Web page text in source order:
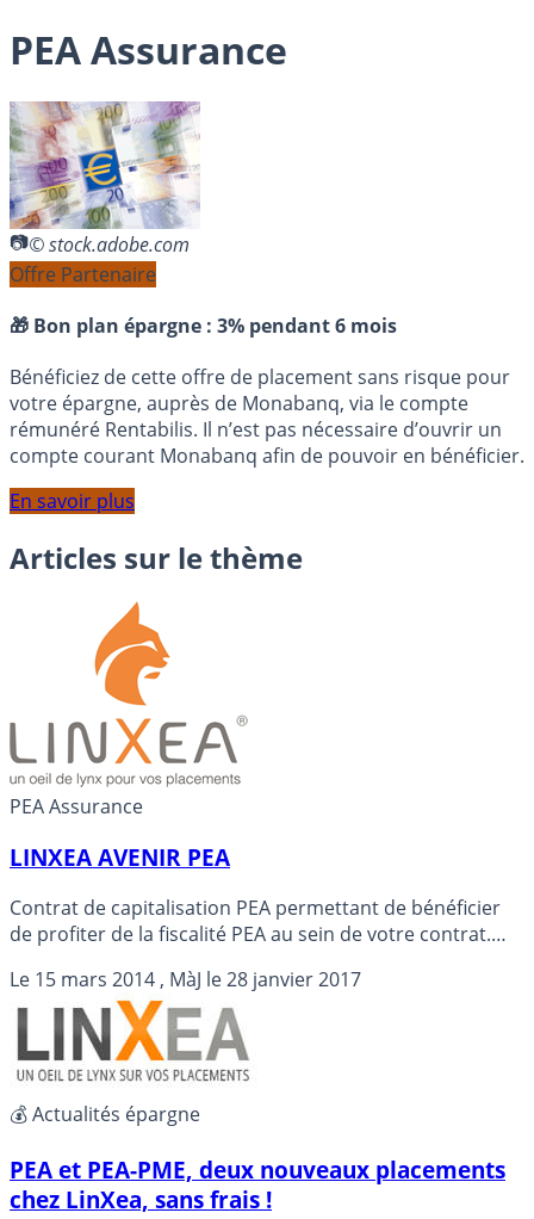
PEA Assurance
© stock.adobe.com
Offre Partenaire
🎁 Bon plan épargne : 3% pendant 6 mois
Bénéficiez de cette offre de placement sans risque pour
votre épargne, auprès de Monabanq, via le compte
rémunéré Rentabilis. Il n’est pas nécessaire d’ouvrir un
compte courant Monabanq afin de pouvoir en bénéficier.
En savoir plus
Articles sur le thème
PEA Assurance
LINXEA AVENIR PEA
Contrat de capitalisation PEA permettant de bénéficier
de profiter de la fiscalité PEA au sein de votre contrat.
Le 15 mars 2014 , MàJ le28 janvier 2017
💰 Actualités épargne
PEA et PEA-PME, deux nouveaux placements
chez LinXea, sans frais !